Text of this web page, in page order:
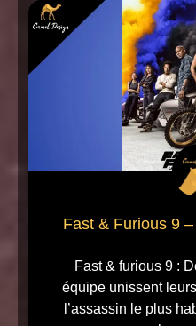
Fast & Furious 9
Fast & furious 9 :
équipe unissent
l’assassin le plus